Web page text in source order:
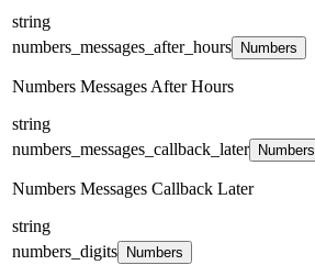
string
numbers_messages_after_hours
Numbers
Numbers Messages After Hours
string
numbers_messages_callback_later
Numbers
Numbers Messages Callback Later
string
numbers_digits
Numbers